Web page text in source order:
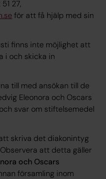
27,
för att få hjälp med sin
finns inte möjlighet att
i och skicka in
till med ansökan till de
Eleonora och Oscars
svar om stiftelsemedel
skriva det diakonintyg
att detta gäller
och Oscars
församling inom